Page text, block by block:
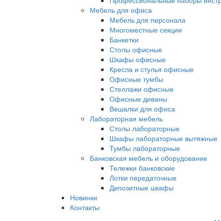
Мебель для офиса
Мебель для персонала
Многоместные секции
Банкетки
Столы офисные
Шкафы офисные
Кресла и стулья офисные
Офисные тумбы
Стеллажи офисные
Офисные диваны
Вешалки для офиса
Лабораторная мебель
Столы лабораторные
Шкафы лабораторные вытяжные
Тумбы лабораторные
Банковская мебель и оборудование
Тележки банковские
Лотки передаточные
Депозитные шкафы
Новинки
Контакты